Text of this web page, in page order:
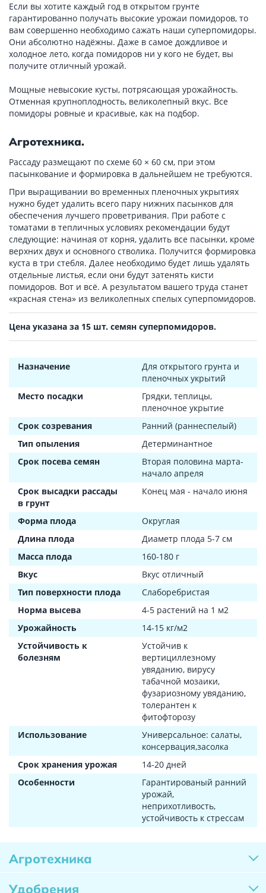
Если вы хотите каждый год в открытом грунте
гарантированно получать высокие урожаи помидоров, то
вам совершенно необходимо сажать наши суперпомидоры.
Они абсолютно надёжны. Даже в самое дождливое и
холодное лето, когда помидоров ни у кого не будет, вы
получите отличный урожай.
Мощные невысокие кусты, потрясающая урожайность.
Отменная крупноплодность, великолепный вкус. Все
помидоры ровные и красивые, как на подбор.
Агротехника.
Рассаду размещают по схеме 60 × 60 см, при этом
пасынкование и формировка в дальнейшем не требуются.
При выращивании во временных пленочных укрытиях
нужно будет удалить всего пару нижних пасынков для
обеспечения лучшего проветривания. При работе с
томатами в тепличных условиях рекомендации будут
следующие: начиная от корня, удалить все пасынки, кроме
верхних двух и основного стволика. Получится формировка
куста в три стебля. Далее необходимо будет лишь удалять
отдельные листья, если они будут затенять кисти
помидоров. Вот и всё. А результатом вашего труда станет
«красная стена» из великолепных спелых суперпомидоров.
Цена указана за 15 шт. семян суперпомидоров.
Назначение
Для открытого грунта и
пленочных укрытий
Место посадки
Грядки, теплицы,
пленочное укрытие
Срок созревания
Ранний (раннеспелый)
Тип опыления
Детерминантное
Срок посева семян
Вторая половина марта-
начало апреля
Срок высадки рассады
в грунт
Конец мая - начало июня
Форма плода
Округлая
Длина плода
Диаметр плода 5-7 см
Масса плода
160-180 г
Вкус
Вкус отличный
Тип поверхности плода
Слаборебристая
Норма высева
4-5 растений на 1 м2
Урожайность
14-15 кг/м2
Устойчивость к
болезням
Устойчив к
вертициллезному
увяданию, вирусу
табачной мозаики,
фузариозному увяданию,
толерантен к
фитофторозу
Использование
Универсальное: салаты,
консервация,засолка
Срок хранения урожая
14-20 дней
Особенности
Гарантированый ранний
урожай,
неприхотливость,
устойчивость к стрессам
Агротехника
Удобрения